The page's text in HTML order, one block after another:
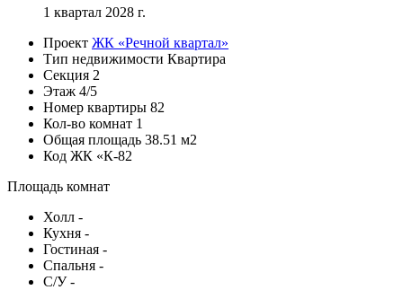
1 квартал 2028 г.
Проект ЖК «Речной квартал»
Тип недвижимости Квартира
Секция 2
Этаж 4/5
Номер квартиры 82
Кол-во комнат 1
Общая площадь 38.51 м2
Код ЖК «К-82
Площадь комнат
Холл -
Кухня -
Гостиная -
Спальня -
С/У -